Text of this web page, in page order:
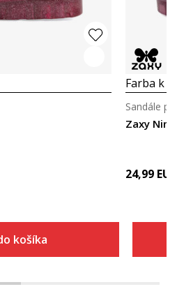
košíka
Farba k
Zaxy Nina
Sandále
24,99 EUR